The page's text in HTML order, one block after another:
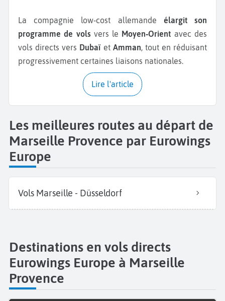
La compagnie low‑cost allemande élargit son
programme de vols vers le Moyen‑Orient avec des
vols directs vers Dubaï et Amman, tout en réduisant
progressivement certaines liaisons nationales.
Lire l'article
Les meilleures routes au départ de
Marseille Provence par Eurowings
Europe
Vols Marseille - Düsseldorf
Destinations en vols directs
Eurowings Europe à Marseille
Provence